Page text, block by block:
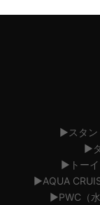
▶︎スタン
▶︎
▶︎トーイ
▶︎AQUA
▶︎PWC（